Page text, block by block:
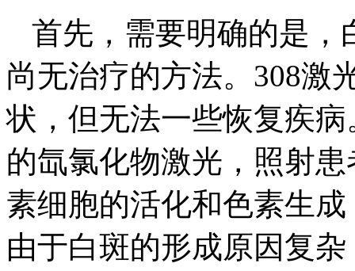
首先，需要明确的是，
尚无治疗的方法。308激
状，但无法一些恢复疾
的氙氯化物激光，照射
素细胞的活化和色素生
由于白斑的形成原因复